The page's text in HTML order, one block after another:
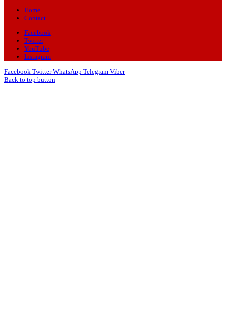
Home
Contact
Facebook
Twitter
YouTube
Instagram
Facebook Twitter WhatsApp Telegram Viber
Back to top button